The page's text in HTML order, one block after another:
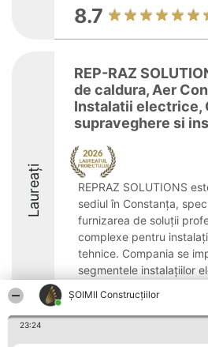
ȘOIMII Construcțiilor
23:24
8.7
Laureați
REP-RAZ
de caldura, Aer
Instalatii electrice,
supraveghere si
REPRAZ SOLUTIONS
sediul în Constanța,
furnizarea de soluții
complexe pentru
tehnice. Compania se
segmentele instalațiilor
8.6